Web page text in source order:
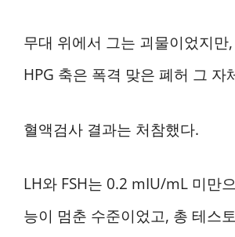
무대 위에서 그는 괴물이었지만
HPG 축은 폭격 맞은 폐허 그 자
혈액검사 결과는 처참했다.
LH와 FSH는 0.2 mIU/mL 미만
능이 멈춘 수준이었고, 총 테스